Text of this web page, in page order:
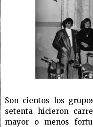
Son cientos los
setenta hicieron
mayor o menos